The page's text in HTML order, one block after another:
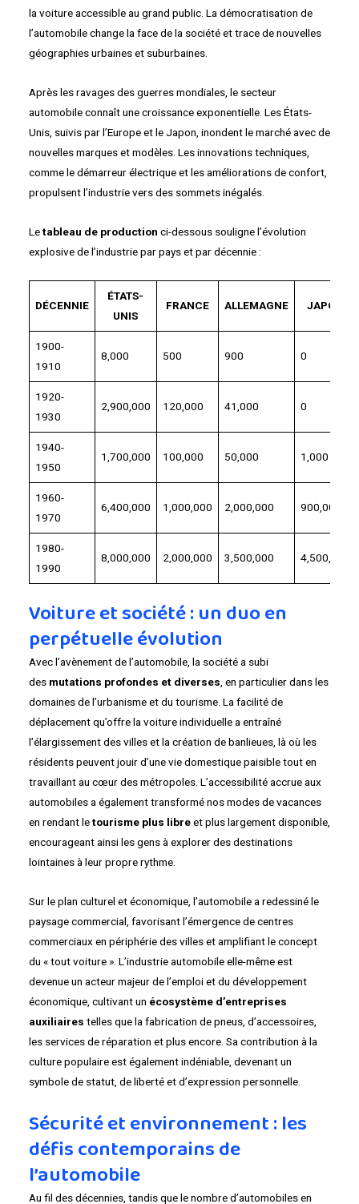
la voiture accessible au grand public. La démocratisation de
l’automobile change la face de la société et trace de nouvelles
géographies urbaines et suburbaines.
Après les ravages des guerres mondiales, le secteur
automobile connaît une croissance exponentielle. Les États-
Unis, suivis par l’Europe et le Japon, inondent le marché avec de
nouvelles marques et modèles. Les innovations techniques,
comme le démarreur électrique et les améliorations de confort,
propulsent l’industrie vers des sommets inégalés.
Letableau de production ci-dessous souligne l’évolution
explosive de l’industrie par pays et par décennie :
DÉCENNIE
ÉTATS-
UNIS
FRANCE ALLEMAGNE JAPON
1900-
1910
8,000 500 900 0
1920-
1930
2,900,000 120,000 41,000 0
1940-
1950
1,700,000 100,000 50,000 1,000
1960-
1970
6,400,000 1,000,000 2,000,000 900,000
1980-
1990
8,000,000 2,000,000 3,500,000 4,500,000
Voiture et société : un duo en
perpétuelle évolution
Avec l’avènement de l’automobile, la société a subi
des mutations profondes et diverses , en particulier dans les
domaines de l’urbanisme et du tourisme. La facilité de
déplacement qu’offre la voiture individuelle a entraîné
l’élargissement des villes et la création de banlieues, là où les
résidents peuvent jouir d’une vie domestique paisible tout en
travaillant au cœur des métropoles. L’accessibilité accrue aux
automobiles a également transformé nos modes de vacances
en rendant letourisme plus libreet plus largement disponible,
encourageant ainsi les gens à explorer des destinations
lointaines à leur propre rythme.
Sur le plan culturel et économique, l’automobile a redessiné le
paysage commercial, favorisant l’émergence de centres
commerciaux en périphérie des villes et amplifiant le concept
du « tout voiture ». L’industrie automobile elle-même est
devenue un acteur majeur de l’emploi et du développement
économique, cultivant un écosystème d’entreprises
auxiliaires telles que la fabrication de pneus, d’accessoires,
les services de réparation et plus encore. Sa contribution à la
culture populaire est également indéniable, devenant un
symbole de statut, de liberté et d’expression personnelle.
Sécurité et environnement : les
défis contemporains de
l’automobile
Au fil des décennies, tandis que le nombre d’automobiles en